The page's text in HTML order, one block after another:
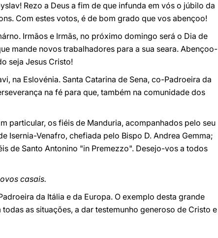
Rezo a Deus a fim de que infunda em vós o júbilo da
Com estes votos, é de bom grado que vos abençoo!
Irmãos e Irmãs, no próximo domingo será o Dia de
mande novos trabalhadores para a sua seara. Abençoo-
seja Jesus Cristo!
na Eslovénia. Santa Catarina de Sena, co-Padroeira da
na fé para que, também na comunidade dos
particular, os fiéis de Manduria, acompanhados pelo seu
Isernia-Venafro, chefiada pelo Bispo D. Andrea Gemma;
de Santo Antonino "in Premezzo". Desejo-vos a todos
casais.
da Itália e da Europa. O exemplo desta grande
as situações, a dar testemunho generoso de Cristo e